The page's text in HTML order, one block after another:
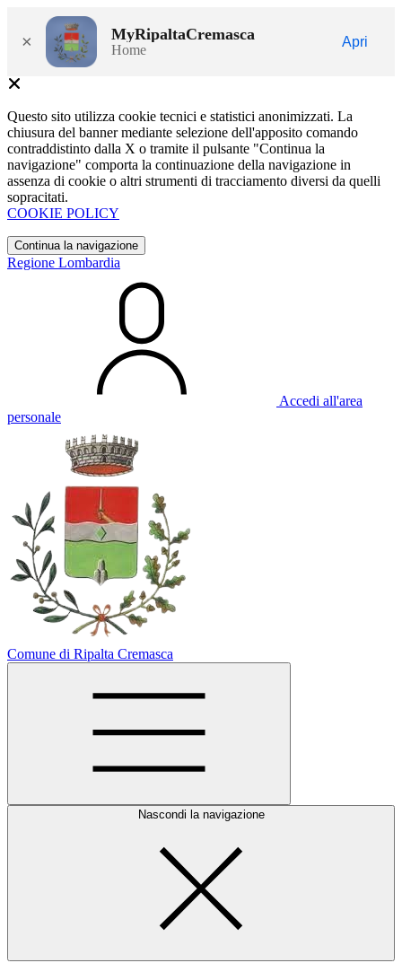
× MyRipaltaCremasca
Home
Apri
Questo sito utilizza cookie tecnici e statistici anonimizzati. La
chiusura del banner mediante selezione dell'apposito comando
contraddistinto dalla X o tramite il pulsante "Continua la
navigazione" comporta la continuazione della navigazione in
assenza di cookie o altri strumenti di tracciamento diversi da quelli
sopracitati.
COOKIE POLICY
Continua la navigazione
Regione Lombardia
Accedi all'area
personale
Comune di Ripalta Cremasca
Nascondi la navigazione